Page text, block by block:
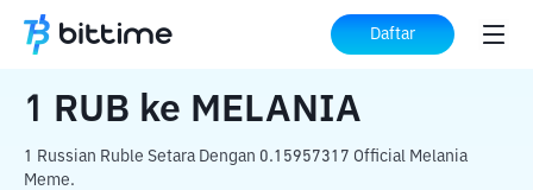
Daftar
Beranda Konverter Kripto ke MELANIA
1 RUB ke MELANIA
1 Russian Ruble Setara Dengan 0.15957317 Official Melania
Meme.